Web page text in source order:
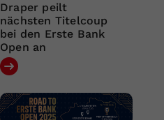
Draper peilt
nächsten Titelcoup
bei den Erste Bank
Open an